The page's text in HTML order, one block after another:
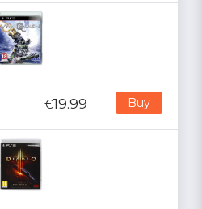
€19.99 Buy